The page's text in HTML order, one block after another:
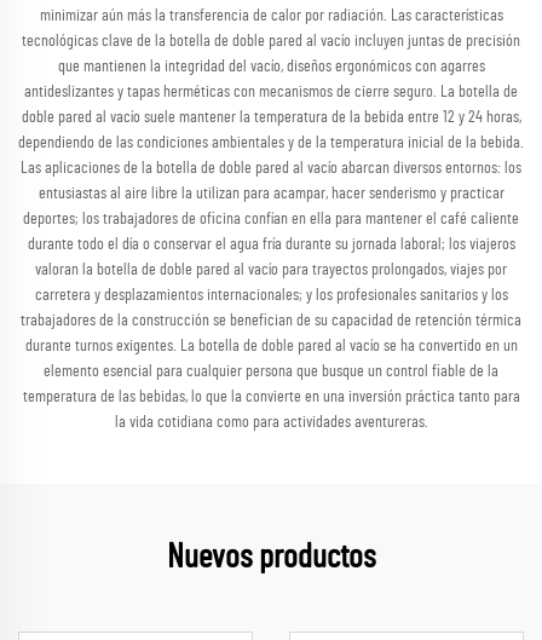
minimizar aún más la transferencia de calor por radiación. Las características
tecnológicas clave de la botella de doble pared al vacío incluyen juntas de precisión
que mantienen la integridad del vacío, diseños ergonómicos con agarres
antideslizantes y tapas herméticas con mecanismos de cierre seguro. La botella de
doble pared al vacío suele mantener la temperatura de la bebida entre 12 y 24 horas,
dependiendo de las condiciones ambientales y de la temperatura inicial de la bebida.
Las aplicaciones de la botella de doble pared al vacío abarcan diversos entornos: los
entusiastas al aire libre la utilizan para acampar, hacer senderismo y practicar
deportes; los trabajadores de oficina confían en ella para mantener el café caliente
durante todo el día o conservar el agua fría durante su jornada laboral; los viajeros
valoran la botella de doble pared al vacío para trayectos prolongados, viajes por
carretera y desplazamientos internacionales; y los profesionales sanitarios y los
trabajadores de la construcción se benefician de su capacidad de retención térmica
durante turnos exigentes. La botella de doble pared al vacío se ha convertido en un
elemento esencial para cualquier persona que busque un control fiable de la
temperatura de las bebidas, lo que la convierte en una inversión práctica tanto para
la vida cotidiana como para actividades aventureras.
Nuevos productos